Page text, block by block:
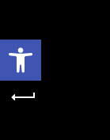
Ανοίξτε τη γραμμή